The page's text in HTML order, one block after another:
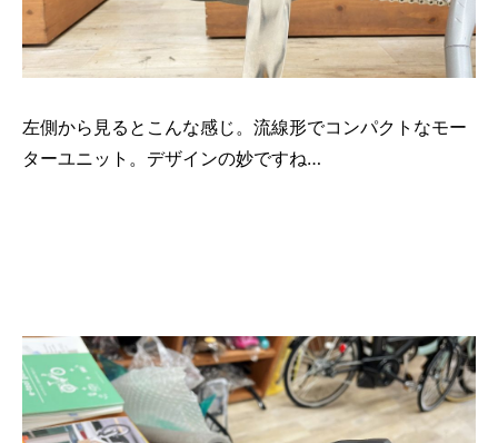
左側から見るとこんな感じ。流線形でコンパクトなモー
ターユニット。デザインの妙ですね…